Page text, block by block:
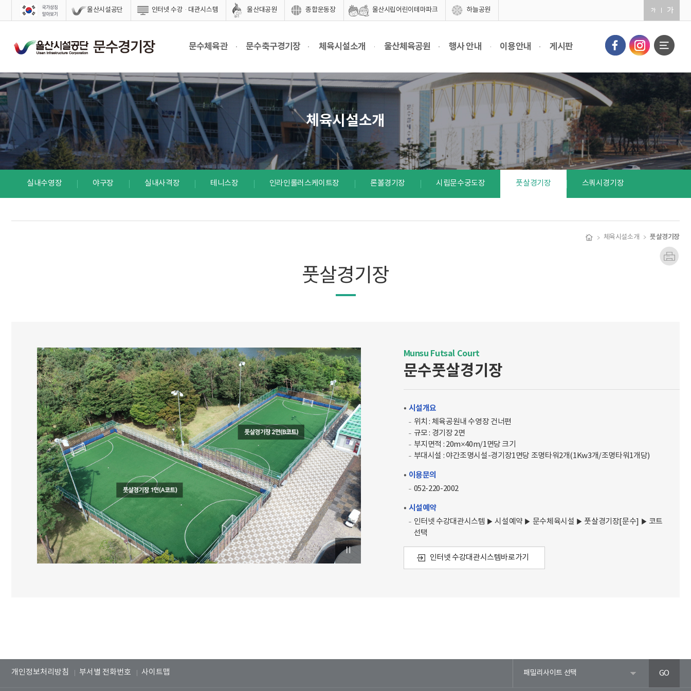
스킵네비게이션 울산시설공단 인터넷 수강·대관시스템 울산대공원 종합운동장 울산시립어린이테마파크 하늘공원
문수체육관 문수축구경기장 체육시설소개 울산체육공원 행사 안내 이용안내 게시판
체육시설소개
실내수영장 야구장 실내사격장 테니스장 인라인롤러스케이트장 론볼경기장 시립문수궁도장 풋살경기장 스쿼시경기장
체육시설소개 풋살경기장
풋살경기장
Munsu Futsal Court
문수풋살경기장
시설개요
위치 : 체육공원내 수영장 건너편
규모 : 경기장 2면
부지면적 : 20m×40m/1면당 크기
부대시설 : 야간조명시설-경기장1면당 조명타워2개(1Kw3개/조명타워1개당)
이용문의
052-220-2002
시설예약
인터넷 수강대관시스템 ▶ 시설예약 ▶ 문수체육시설 ▶ 풋살경기장[문수] ▶ 코트
선택
인터넷 수강대관시스템바로가기
개인정보처리방침 부서별 전화번호 사이트맵